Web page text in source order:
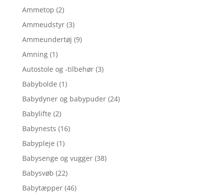
Ammetop (2)
Ammeudstyr (3)
Ammeundertøj (9)
Amning (1)
Autostole og -tilbehør (3)
Babybolde (1)
Babydyner og babypuder (24)
Babylifte (2)
Babynests (16)
Babypleje (1)
Babysenge og vugger (38)
Babysvøb (22)
Babytæpper (46)